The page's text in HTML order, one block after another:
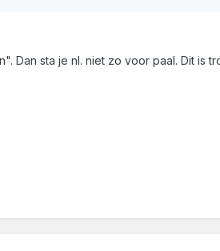
Dan sta je nl. niet zo voor paal. Dit is